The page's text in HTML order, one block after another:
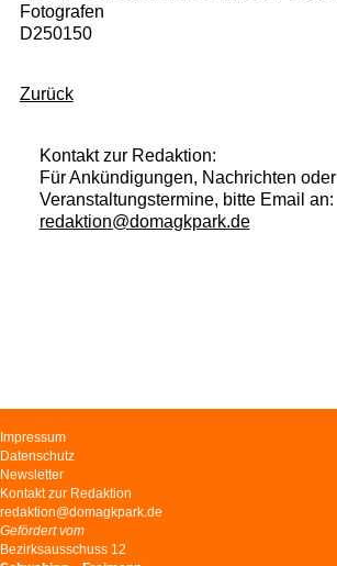
Fotografen
D250150
Zurück
Kontakt zur Redaktion:
Für Ankündigungen, Nachrichten oder
Veranstaltungstermine, bitte Email an:
redaktion@domagkpark.de
Navigation
überspringen
Impressum
Datenschutz
Newsletter
Kontakt zur Redaktion
redaktion@domagkpark.de
Gefördert vom
Bezirksausschuss 12